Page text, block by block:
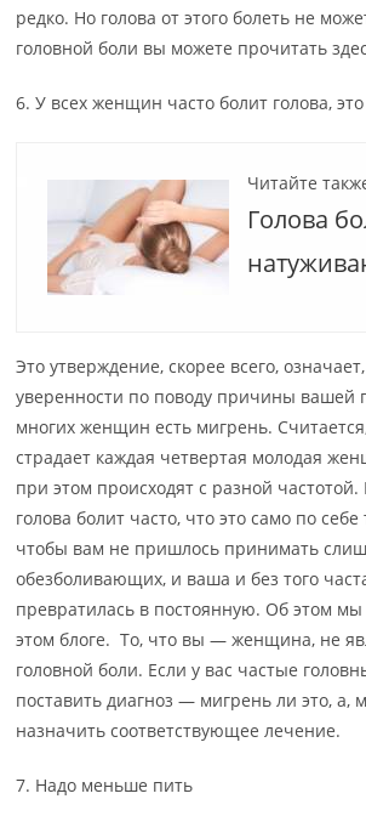
редко. Но голова от этого болеть не
головной боли вы можете прочитать
6. У всех женщин часто болит голова,
Читайте
Голова
Это утверждение, скорее всего,
уверенности по поводу причины вашей
многих женщин есть мигрень.
страдает каждая четвертая молодая
при этом происходят с разной частотой.
голова болит часто, что это само по
чтобы вам не пришлось принимать
обезболивающих, и ваша и без того
превратилась в постоянную. Об этом
этом блоге. То, что вы — женщина, не
головной боли. Если у вас частые
поставить диагноз — мигрень ли это, а,
назначить соответствующее лечение.
7. Надо меньше пить